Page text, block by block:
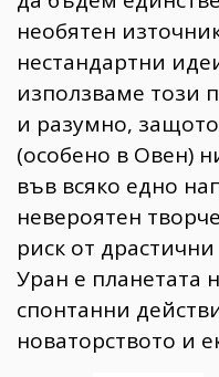
необятен
нестандартни
използваме този
и разумно,
(особено в Овен)
във всяко едно
невероятен
риск от
Уран е планетата
спонтанни
новаторството и